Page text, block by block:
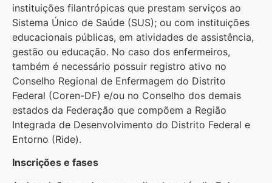
instituições filantrópicas que prestam serviços ao
Sistema Único de Saúde (SUS); ou com instituições
educacionais públicas, em atividades de assistência,
gestão ou educação. No caso dos enfermeiros,
também é necessário possuir registro ativo no
Conselho Regional de Enfermagem do Distrito
Federal (Coren-DF) e/ou no Conselho dos demais
estados da Federação que compõem a Região
Integrada de Desenvolvimento do Distrito Federal e
Entorno (Ride).
Inscrições e fases